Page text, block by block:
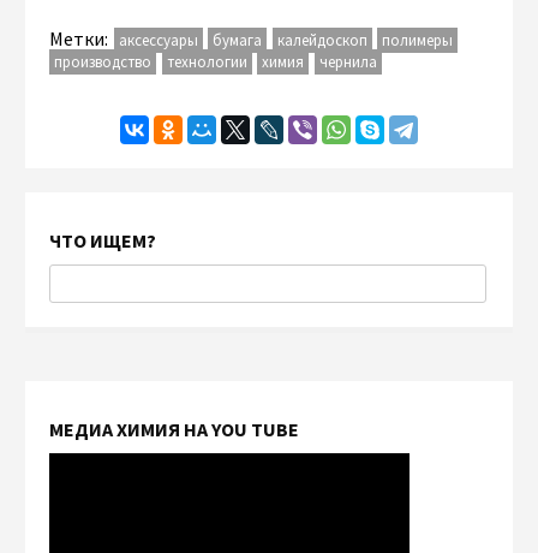
Метки: аксессуары бумага калейдоскоп
полимеры
производство
технологии химия чернила
ЧТО ИЩЕМ?
МЕДИА ХИМИЯ НА YOU TUBE